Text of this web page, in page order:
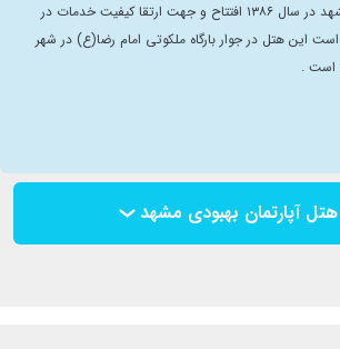
هتل آپارتمان بهبودی مشهد در سال ۱۳۸۶ افتتاح و جهت ارتقا کیفیت خدمات در
شده است این هتل در جوار بارگاه ملکوتی امام رضا(ع) در شهر
است .
بهبودی مشهد